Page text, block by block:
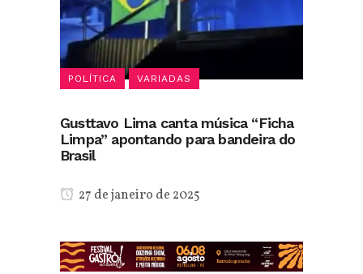
POLÍTICA VARIADAS
Gusttavo Lima canta música “Ficha
Limpa” apontando para bandeira do
Brasil
27 de janeiro de 2025